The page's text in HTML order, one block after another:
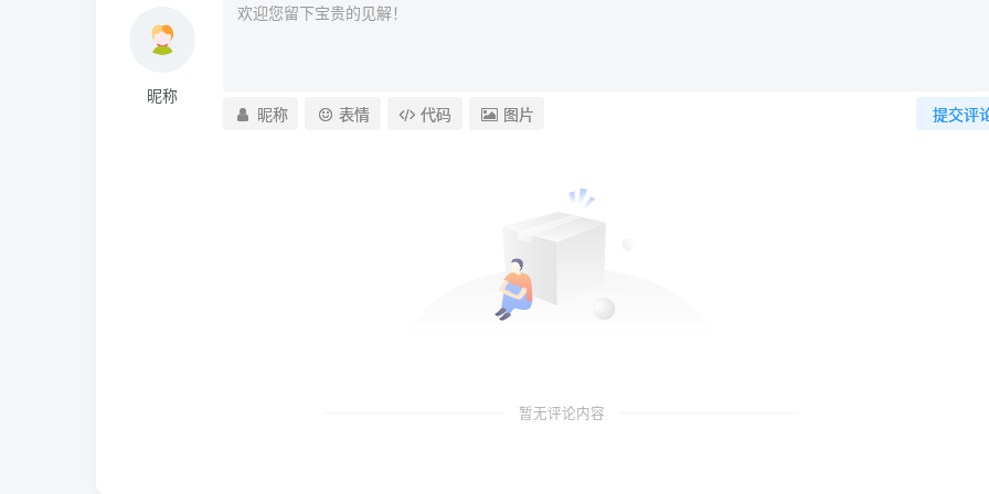
昵称
提交评
昵称 表情 代码 图片
暂无评论内容